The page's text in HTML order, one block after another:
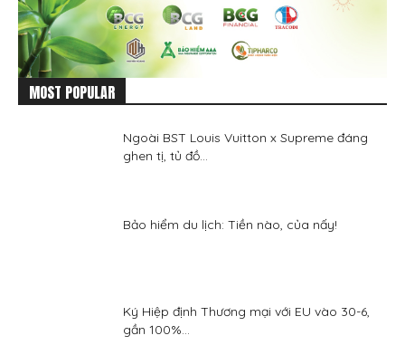
MOST POPULAR
Ngoài BST Louis Vuitton x Supreme đáng
ghen tị, tủ đồ...
Bảo hiểm du lịch: Tiền nào, của nấy!
Ký Hiệp định Thương mại với EU vào 30-6,
gần 100%...